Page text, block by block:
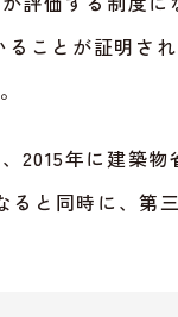
ことが証明さ
2015年に建築
と同時に、第